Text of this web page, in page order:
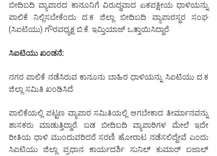
ಬೀದಿಬದಿ ವ್ಯಾಪಾರದ ಕಾನೂನಿಗೆ ವಿರುದ್ಧವಾದ ಏಕಪಕ್ಷೀಯ ಧಾಳಿಯನ್ನು
ಪಾಲಿಕೆ ನಿಲ್ಲಿಸಬೇಕೆಂದು ದ.ಕ ಜಿಲ್ಲಾ ಬೀದಿಬದಿ ವ್ಯಾಪಾರಸ್ಥರ ಸಂಘ
(ಸಿಐಟಿಯು) ಗೌರವಧ್ಯಕ್ಷ ಬಿ.ಕೆ. ಇಮ್ತಿಯಾಜ್ ಒತ್ತಾಯಿಸಿದ್ದಾರೆ.
ಸಿಐಟಿಯು ಖಂಡನೆ:
ನಗರ ಪಾಲಿಕೆ ನಡೆಸಿರುವ ಕಾನೂನು ಬಾಹಿರ ಧಾಳಿಯನ್ನು ಸಿಐಟಿಯು ದ.ಕ
ಜಿಲ್ಲಾ ಸಮಿತಿ ಖಂಡಿಸಿದೆ.
ಪಾಲಿಕೆಯಲ್ಲಿ ಪಟ್ಟಣ ವ್ಯಾಪಾರ ಸಮಿತಿಯಲ್ಲಿ ಆಗಬೇಕಾದ ತೀರ್ಮಾನವನ್ನು
ಶಾಸಕರು ಮಾಡುತ್ತಿದ್ದಾರೆ. ಬಡ ಬೀದಿಬದಿ ವ್ಯಾಪಾರಿಗಳ ಮೇಲೆ ಇದೇ
ರೀತಿಯ ಧಾಳಿ ಮುಂದುವರಿದರೆ ಸರಣಿ ಹೋರಾಟ ನಡೆಸಲಿದ್ದೇವೆ ಎಂದು
ಸಿಐಟಿಯು ಜಿಲ್ಲಾ ಪ್ರಧಾನ ಕಾರ್ಯದರ್ಶಿ ಸುನಿಲ್ ಕುಮಾರ್ ಬಜಾಲ್